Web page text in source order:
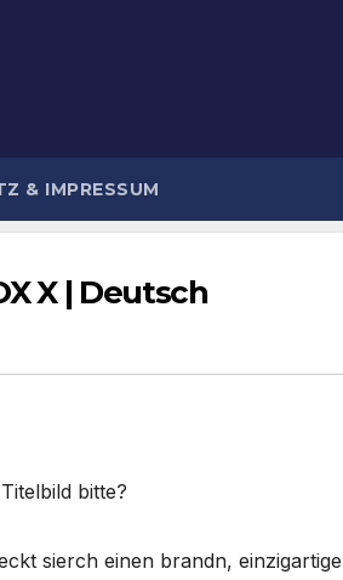
& IMPRESSUM
X | Deutsch
bitte?
sierch einen brandn,